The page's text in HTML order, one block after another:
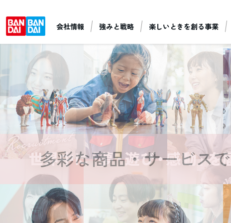
会社情報 強みと戦略 楽しいときを創る事業